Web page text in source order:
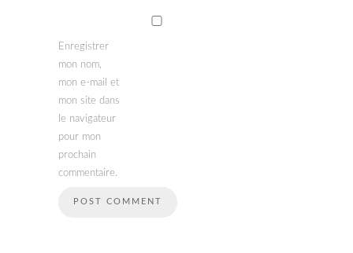
Enregistrer
mon nom,
mon e-mail et
mon site dans
le navigateur
pour mon
prochain
commentaire.